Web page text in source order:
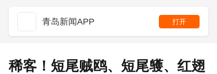
青岛新闻APP 打开
稀客！短尾贼鸥、短尾鹱、红翅